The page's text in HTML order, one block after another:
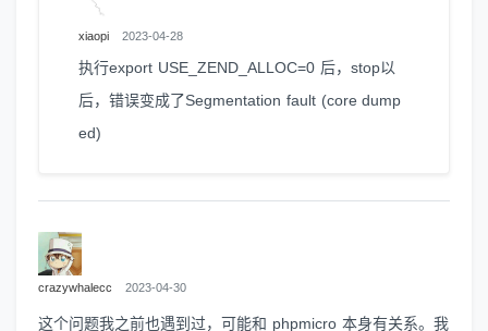
xiaopi 2023-04-28
执行export USE_ZEND_ALLOC=0 后，stop以
后，错误变成了Segmentation fault (core dump
ed)
crazywhalecc 2023-04-30
这个问题我之前也遇到过，可能和 phpmicro 本身有关系。我